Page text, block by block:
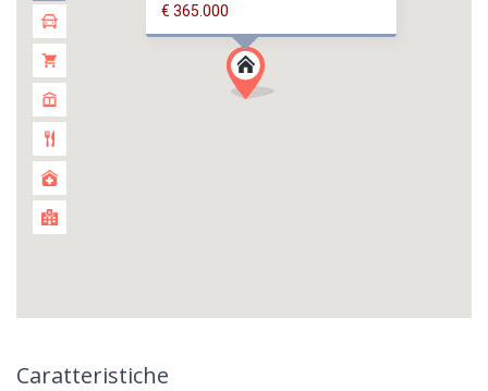
€ 365.000
Caratteristiche